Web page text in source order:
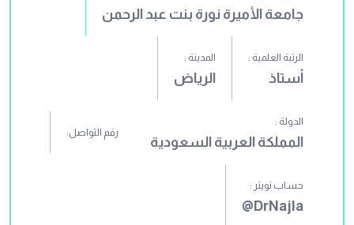
جامعة الأميرة نورة بنت عبد الرحمن
الرتبة العلمية :
أستاذ
المدينة :
الرياض
الدولة :
المملكة العربية السعودية
رقم التواصل:
حساب تويتر :
DrNajla@